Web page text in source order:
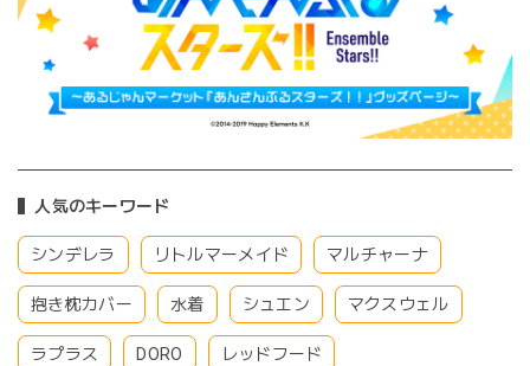
人気のキーワード
シンデレラ リトルマーメイド マルチャーナ
抱き枕カバー 水着 シュエン マクスウェル
ラプラス DORO レッドフード